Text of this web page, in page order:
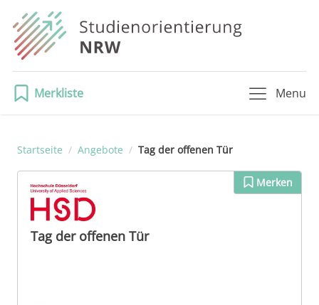
Merkliste Menu
Startseite / Angebote / Tag der offenen Tür
Merken
Tag der offenen Tür